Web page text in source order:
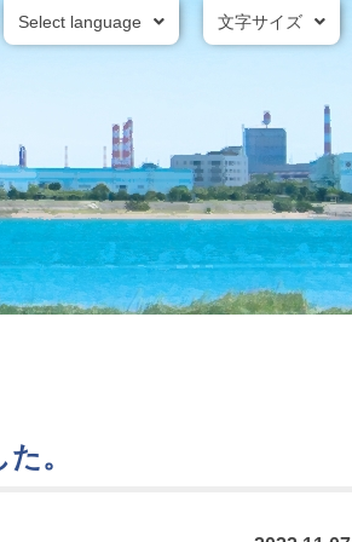
Select language 文字サイズ
。